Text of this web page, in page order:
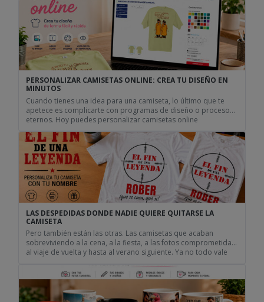
clientes. Hoy en día, los negocios de hostelería no solo
compiten por ofrecer buena comida o un servicio […]
PERSONALIZAR CAMISETAS ONLINE: CREA TU DISEÑO EN
MINUTOS
Cuando tienes una idea para una camiseta, lo último que te
apetece es complicarte con programas de diseño o procesos
eternos. Hoy puedes personalizar camisetas online
añadir textos y ver el resultado antes de hacer el pedido. Tanto
si quieres crear una camiseta para una despedida, una […]
LAS DESPEDIDAS DONDE NADIE QUIERE QUITARSE LA
CAMISETA
Pero también están las otras. Las camisetas que acaban
sobreviviendo a la cena, a la fiesta, a las fotos comprometidas,
al viaje de vuelta y hasta al verano siguiente. Ya no todo vale
llevaba la camiseta más escandalosa. Frases gigantes, colores
imposibles y diseños que parecían […]